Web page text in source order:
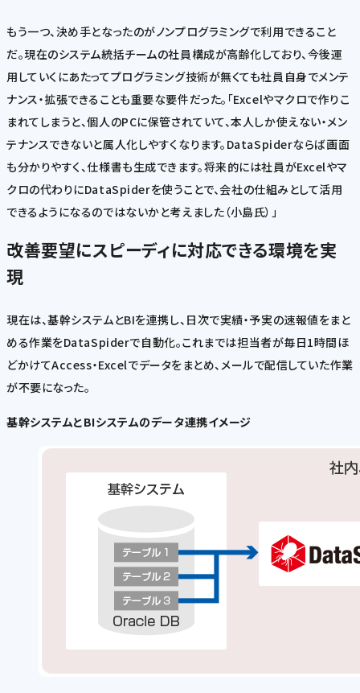
もう一つ、決め手となったのがノンプログラミングで利用できること
だ。現在のシステム統括チームの社員構成が高齢化しており、今後運
用していくにあたってプログラミング技術が無くても社員自身でメンテ
ナンス・拡張できることも重要な要件だった。「Excelやマクロで作りこ
まれてしまうと、個人のPCに保管されていて、本人しか使えない・メン
テナンスできないと属人化しやすくなります。DataSpiderならば画面
も分かりやすく、仕様書も生成できます。将来的には社員がExcelやマ
クロの代わりにDataSpiderを使うことで、会社の仕組みとして活用
できるようになるのではないかと考えました（小島氏）」
改善要望にスピーディに対応できる環境を実
現
現在は、基幹システムとBIを連携し、日次で実績・予実の速報値をまと
める作業をDataSpiderで自動化。これまでは担当者が毎日1時間ほ
どかけてAccess・Excelでデータをまとめ、メールで配信していた作業
が不要になった。
基幹システムとBIシステムのデータ連携イメージ